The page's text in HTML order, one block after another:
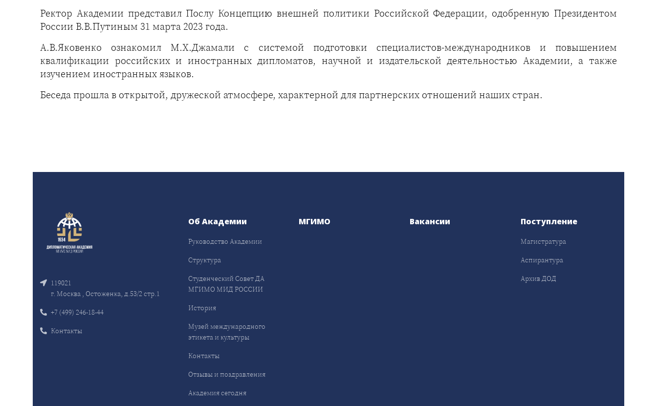
Ректор Академии представил Послу Концепцию внешней политики Российской Федерации, одобренную Президентом
России В.В.Путиным 31 марта 2023 года.
А.В.Яковенко ознакомил М.Х.Джамали с системой подготовки специалистов-международников и повышением
квалификации российских и иностранных дипломатов, научной и издательской деятельностью Академии, а также
изучением иностранных языков.
Беседа прошла в открытой, дружеской атмосфере, характерной для партнерских отношений наших стран.
119021
г. Москва , Остоженка, д.53/2 стр.1
+7 (499) 246-18-44
Контакты
Об Академии
Руководство Академии
Структура
Студенческий Совет ДА
МГИМО МИД РОССИИ
История
Музей международного
этикета и культуры
Контакты
Отзывы и поздравления
Академия сегодня
МГИМО Вакансии Поступление
Магистратура
Аспирантура
Архив ДОД